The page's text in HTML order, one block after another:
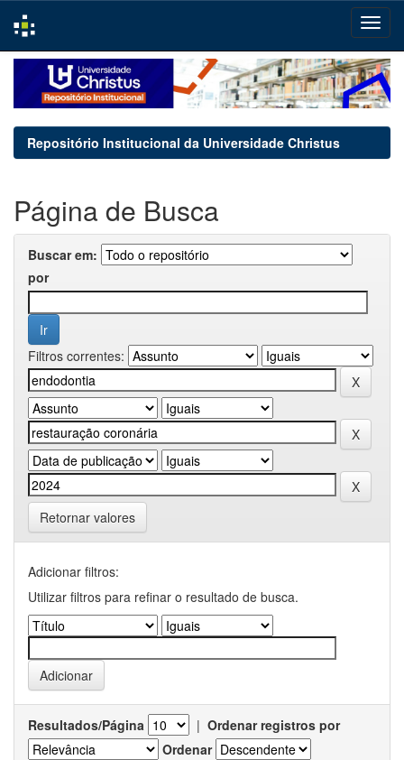
navigation
Repositório Institucional da Universidade Christus
Página de Busca
Buscar em:
por
Filtros correntes:
Retornar valores
Adicionar filtros:
Utilizar filtros para refinar o resultado de busca.
Resultados/Página | Ordenar registros por
Ordenar